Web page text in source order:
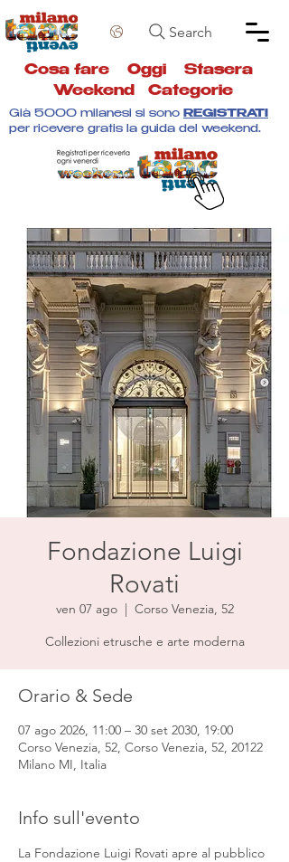
Search
Cosa fare Oggi Stasera
Weekend
Categorie
Già 5000 milanesi si sono REGISTRATI
per ricevere gratis la guida del weekend.
Fondazione Luigi
Rovati
ven 07 ago
  |
Corso Venezia, 52
Collezioni etrusche e arte moderna
Orario & Sede
07 ago 2026, 11:00 – 30 set 2030, 19:00
Corso Venezia, 52, Corso Venezia, 52, 20122
Milano MI, Italia
Info sull'evento
La Fondazione Luigi Rovati apre al pubblico